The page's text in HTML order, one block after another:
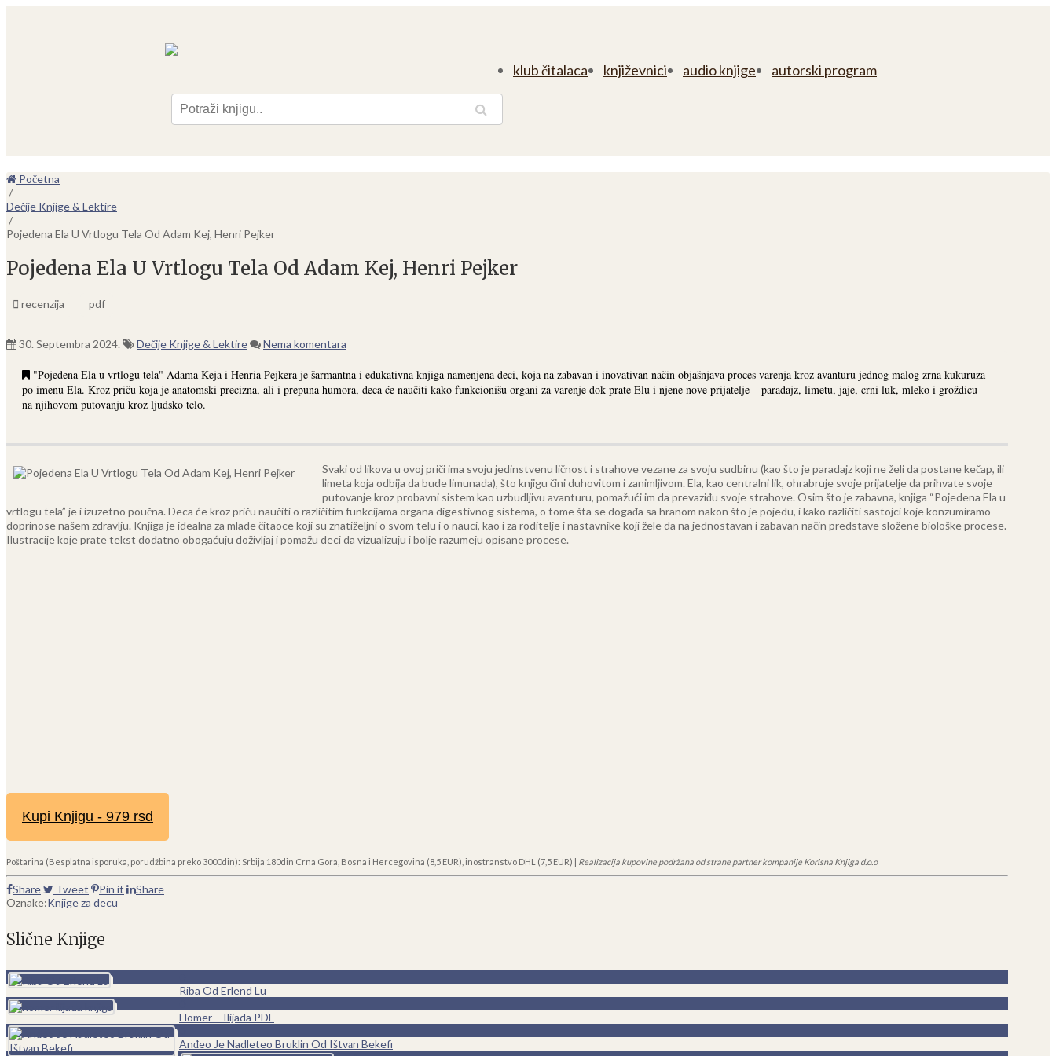
klub čitalaca književnici audio knjige autorski program
Početna
/
Dečije Knjige & Lektire
/
Pojedena Ela U Vrtlogu Tela Od Adam Kej, Henri Pejker
Pojedena Ela U Vrtlogu Tela Od Adam Kej, Henri Pejker
recenzija pdf
30. Septembra 2024. Dečije Knjige & Lektire Nema komentara
"Pojedena Ela u vrtlogu tela" Adama Keja i Henria Pejkera je šarmantna i edukativna knjiga namenjena deci, koja na zabavan i inovativan način objašnjava proces varenja kroz avanturu jednog malog zrna kukuruza
po imenu Ela. Kroz priču koja je anatomski precizna, ali i prepuna humora, deca će naučiti kako funkcionišu organi za varenje dok prate Elu i njene nove prijatelje – paradajz, limetu, jaje, crni luk, mleko i grožđicu –
na njihovom putovanju kroz ljudsko telo.
Svaki od likova u ovoj priči ima svoju jedinstvenu ličnost i strahove vezane za svoju sudbinu (kao što je paradajz koji ne želi da postane kečap, ili
limeta koja odbija da bude limunada), što knjigu čini duhovitom i zanimljivom. Ela, kao centralni lik, ohrabruje svoje prijatelje da prihvate svoje
putovanje kroz probavni sistem kao uzbudljivu avanturu, pomažući im da prevaziđu svoje strahove. Osim što je zabavna, knjiga “Pojedena Ela u
vrtlogu tela” je i izuzetno poučna. Deca će kroz priču naučiti o različitim funkcijama organa digestivnog sistema, o tome šta se događa sa hranom nakon što je pojedu, i kako različiti sastojci koje konzumiramo
doprinose našem zdravlju. Knjiga je idealna za mlade čitaoce koji su znatiželjni o svom telu i o nauci, kao i za roditelje i nastavnike koji žele da na jednostavan i zabavan način predstave složene biološke procese.
Ilustracije koje prate tekst dodatno obogaćuju doživljaj i pomažu deci da vizualizuju i bolje razumeju opisane procese.
Kupi Knjigu - 979 rsd
Poštarina (Besplatna isporuka, porudžbina preko 3000din): Srbija 180din Crna Gora, Bosna i Hercegovina (8,5 EUR), inostranstvo DHL (7,5 EUR) | Realizacija kupovine podržana od strane partner kompanije Korisna Knjiga d.o.o
Share Tweet Pin it
Share
Oznake:Knjige za decu
Slične Knjige
Riba Od Erlend Lu
Homer – Ilijada PDF
Anđeo Je Nadleteo Bruklin Od Ištvаn Bekefi